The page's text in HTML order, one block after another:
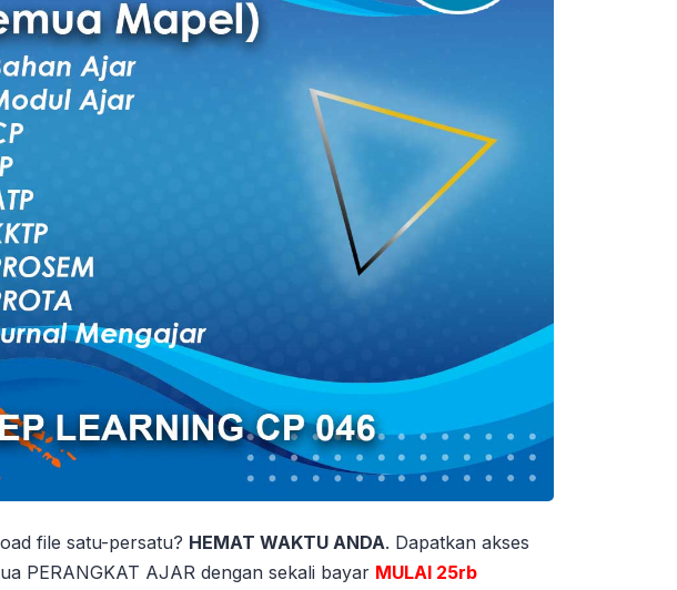
file satu-persatu? HEMAT WAKTU ANDA. Dapatkan akses
PERANGKAT AJAR dengan sekali bayar MULAI 25rb